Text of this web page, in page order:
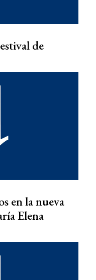
de
en la nueva
Elena